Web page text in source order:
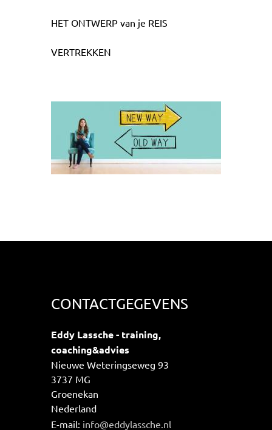
HET ONTWERP van je REIS
VERTREKKEN
CONTACTGEGEVENS
Eddy Lassche - training,
coaching&advies
Nieuwe Weteringseweg 93
3737 MG
Groenekan
Nederland
E-mail: info@eddylassche.nl